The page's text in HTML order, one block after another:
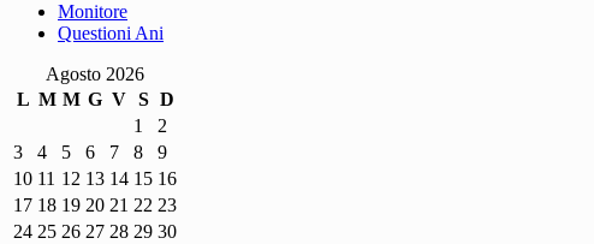
Monitore
Questioni Ani
Agosto 2026
L M M G V S D
1
2
3
4 5 6 7 8
9
10 11 12 13 14 15 16
17 18 19 20 21 22 23
24 25 26 27 28 29 30